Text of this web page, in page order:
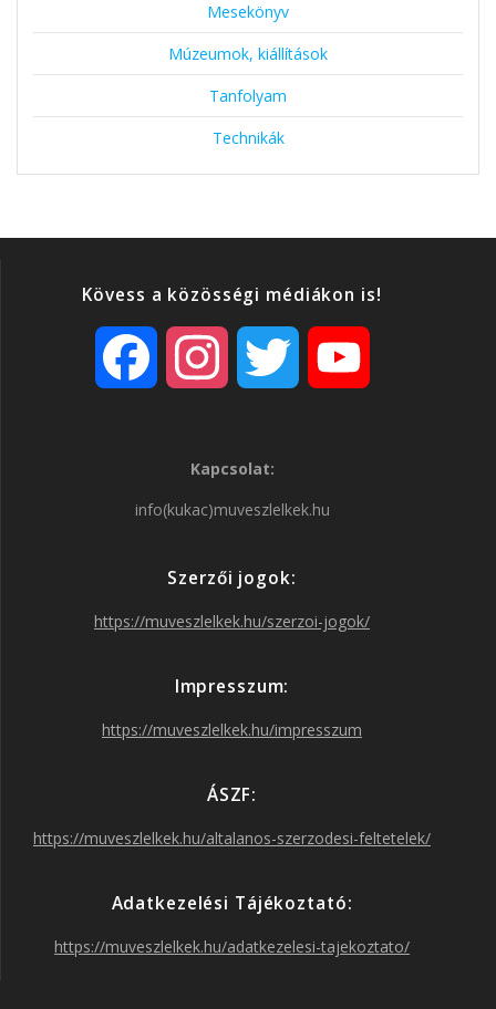
Mesekönyv
Múzeumok, kiállítások
Tanfolyam
Technikák
Kövess a közösségi médiákon is!
o
s
r
a
m
r
Kapcsolat:
info(kukac)muveszlelkek.hu
Szerzői jogok:
https://muveszlelkek.hu/szerzoi-jogok/
Impresszum:
https://muveszlelkek.hu/impresszum
ÁSZF:
https://muveszlelkek.hu/altalanos-szerzodesi-feltetelek/
Adatkezelési Tájékoztató:
https://muveszlelkek.hu/adatkezelesi-tajekoztato/